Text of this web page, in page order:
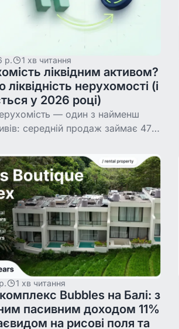
р. 1 хв читання
ліквідним активом?
нерухомості (і
у 2026 році)
— один з найменш
середній продаж займає 47-
витрати з'їдають 6-10% вартості.
1 хв читання
Bubbles на Балі: з
пасивним доходом 11%
на рисові поля та